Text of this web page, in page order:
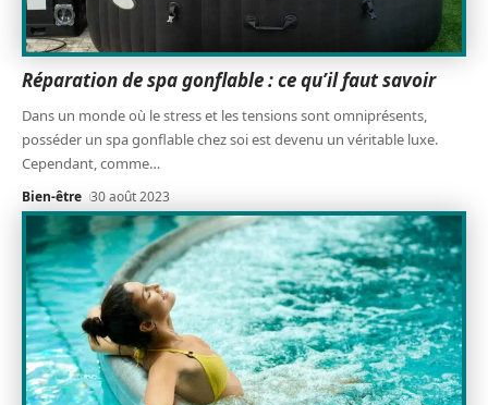
Réparation de spa gonflable : ce qu’il faut savoir
Dans un monde où le stress et les tensions sont omniprésents,
posséder un spa gonflable chez soi est devenu un véritable luxe.
Cependant, comme…
Bien-être 30 août 2023